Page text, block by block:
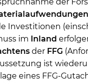
im Inland
der FFG
ist
eines FFG-